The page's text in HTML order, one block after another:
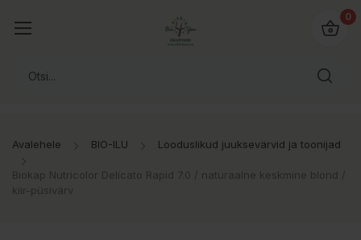
0
Avalehele BIO-ILU Looduslikud juuksevärvid ja toonijad
Biokap Nutricolor Delicato Rapid 7.0 / naturaalne keskmine blond /
kiir-püsivärv